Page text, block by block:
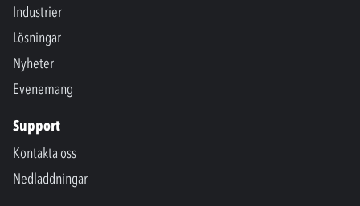
Industrier
Lösningar
Nyheter
Evenemang
Support
Kontakta oss
Nedladdningar